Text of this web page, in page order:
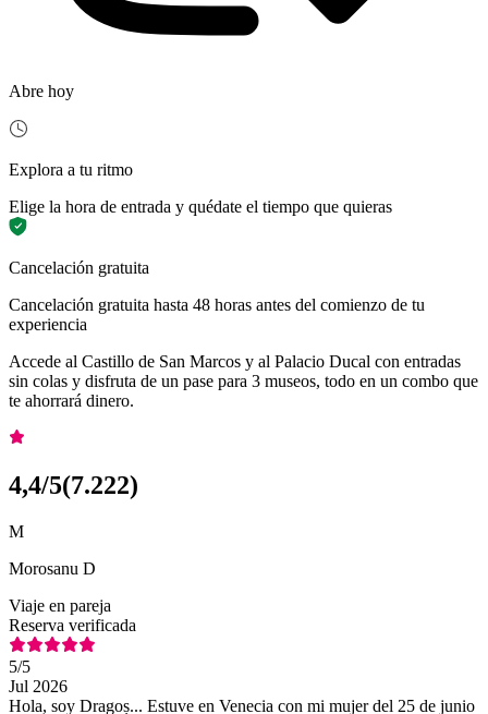
Abre hoy
Explora a tu ritmo
Elige la hora de entrada y quédate el tiempo que quieras
Cancelación gratuita
Cancelación gratuita hasta 48 horas antes del comienzo de tu
experiencia
Accede al Castillo de San Marcos y al Palacio Ducal con entradas
sin colas y disfruta de un pase para 3 museos, todo en un combo que
te ahorrará dinero.
4,4/5(7.222)
M
Morosanu D
Viaje en pareja
Reserva verificada
5/5
Jul 2026
Hola, soy Dragoș... Estuve en Venecia con mi mujer del 25 de junio